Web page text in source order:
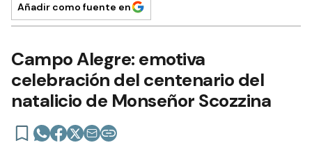
Añadir como fuente en
Campo Alegre: emotiva
celebración del centenario del
natalicio de Monseñor Scozzina